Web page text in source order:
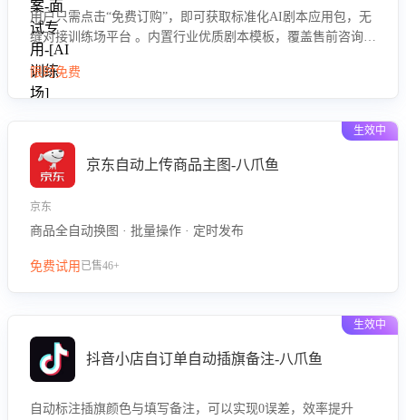
用户只需点击“免费订购”，即可获取标准化AI剧本应用包，无
缝对接训练场平台 。内置行业优质剧本模板，覆盖售前咨询、
售后处理等全场景，消除复杂部署流程，节省90%的初始化时
间，助力企业快速启动智能客服训练
限时免费
生效中
京东自动上传商品主图-八爪鱼
京东
商品全自动换图 · 批量操作 · 定时发布
免费试用 已售46+
生效中
抖音小店自订单自动插旗备注-八爪鱼
自动标注插旗颜色与填写备注，可以实现0误差，效率提升